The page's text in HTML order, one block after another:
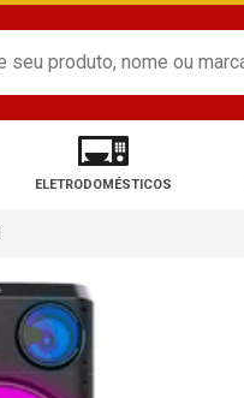
ELETRODOMÉSTICOS